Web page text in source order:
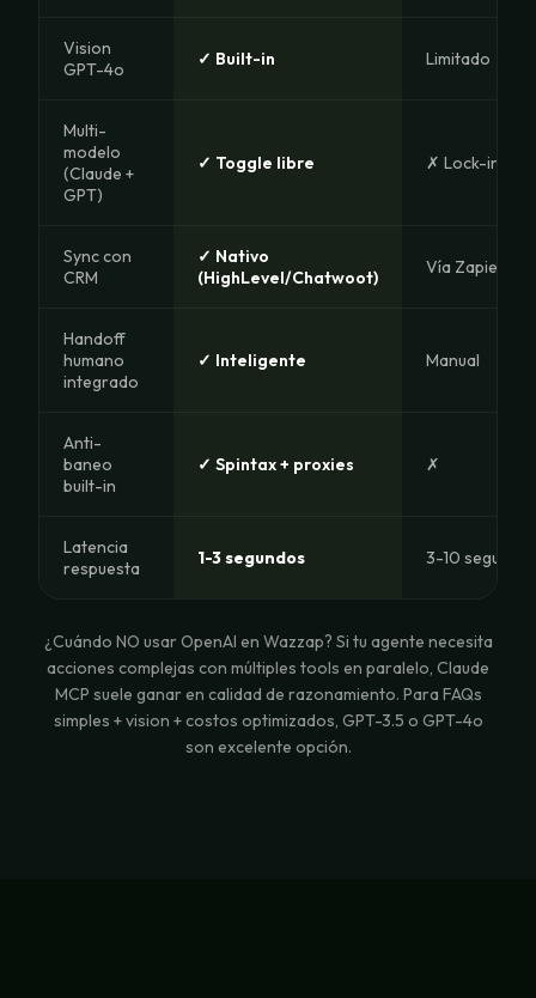
Vision
GPT-4o
✓ Built-in Limitado
Multi-
modelo
(Claude +
GPT)
✓ Toggle libre ✗ Lock-in
Sync con
CRM
✓ Nativo
(HighLevel/Chatwoot)
Vía Zapier
Handoff
humano
integrado
✓ Inteligente Manual
Anti-
baneo
built-in
✓ Spintax + proxies ✗
Latencia
respuesta
1-3 segundos 3-10
¿Cuándo NO usar OpenAI en Wazzap? Si tu agente necesita
acciones complejas con múltiples tools en paralelo, Claude
MCP suele ganar en calidad de razonamiento. Para FAQs
simples + vision + costos optimizados, GPT-3.5 o GPT-4o
son excelente opción.